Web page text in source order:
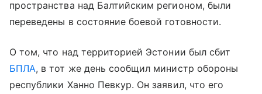
пространства над Балтийским регионом, были
переведены в состояние боевой готовности.
О том, что над территорией Эстонии был сбит
БПЛА, в тот же день сообщил министр обороны
республики Ханно Певкур. Он заявил, что его